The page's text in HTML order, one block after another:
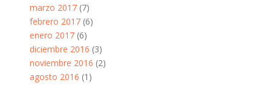
marzo 2017 (7)
febrero 2017 (6)
enero 2017 (6)
diciembre 2016 (3)
noviembre 2016 (2)
agosto 2016 (1)